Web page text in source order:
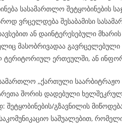
სასამართლო შეტყობინების
ვრცელდება შესაბამისი
ან დაინტერესებული
მასობრივადაა გავრცელებული
ერთეულში, ან
,,ქართული საარბიტრაჟო
შორის დადებული
შეტყობინების/გზავნილის
საშუალებით,